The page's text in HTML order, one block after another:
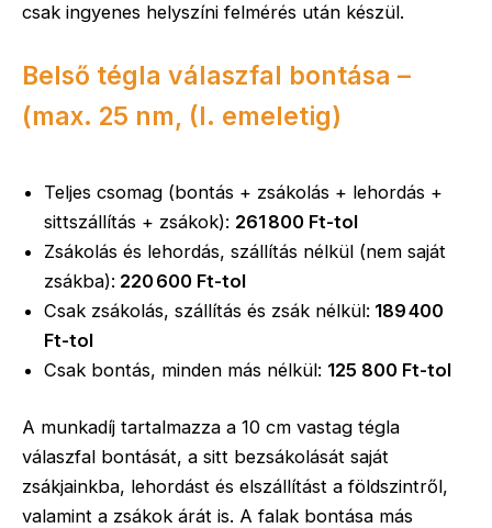
csak ingyenes helyszíni felmérés után készül.
Belső tégla válaszfal bontása –
(max. 25 nm, (I. emeletig)
Teljes csomag (bontás + zsákolás + lehordás +
sittszállítás + zsákok): 261 800 Ft-tol
Zsákolás és lehordás, szállítás nélkül (nem saját
zsákba): 220 600 Ft-tol
Csak zsákolás, szállítás és zsák nélkül: 189 400
Ft-tol
Csak bontás, minden más nélkül: 125 800 Ft-tol
A munkadíj tartalmazza a 10 cm vastag tégla
válaszfal bontását, a sitt bezsákolását saját
zsákjainkba, lehordást és elszállítást a földszintről,
valamint a zsákok árát is. A falak bontása más